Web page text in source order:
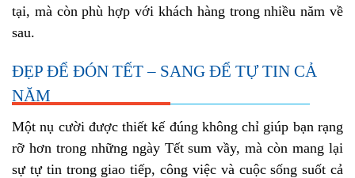
tại, mà còn phù hợp với khách hàng trong nhiều năm về
sau.
ĐẸP ĐỂ ĐÓN TẾT – SANG ĐỂ TỰ TIN CẢ
NĂM
Một nụ cười được thiết kế đúng không chỉ giúp bạn rạng
rỡ hơn trong những ngày Tết sum vầy, mà còn mang lại
sự tự tin trong giao tiếp, công việc và cuộc sống suốt cả